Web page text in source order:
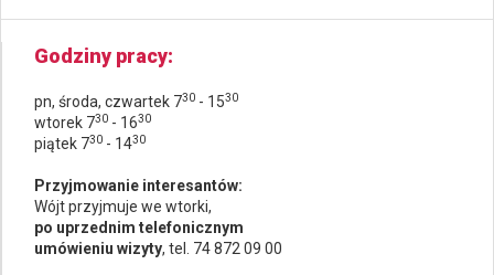
Godziny pracy
pn, środa, czwartek 730 - 1530
wtorek 730 - 1630
piątek 730 - 1430
Przyjmowanie interesantów:
Wójt przyjmuje we wtorki,
po uprzednim telefonicznym
umówieniu wizyty, tel. 74 872 09 00